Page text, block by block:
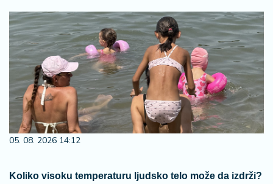
05. 08. 2026 14:12
Koliko visoku temperaturu ljudsko telo može da izdrži?